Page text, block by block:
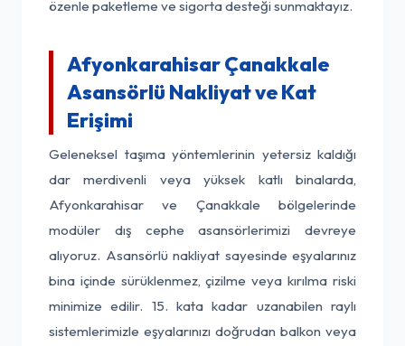
özenle paketleme ve sigorta desteği sunmaktayız.
Afyonkarahisar Çanakkale
Asansörlü Nakliyat ve Kat
Erişimi
Geleneksel taşıma yöntemlerinin yetersiz kaldığı
dar merdivenli veya yüksek katlı binalarda,
Afyonkarahisar ve Çanakkale bölgelerinde
modüler dış cephe asansörlerimizi devreye
alıyoruz. Asansörlü nakliyat sayesinde eşyalarınız
bina içinde sürüklenmez, çizilme veya kırılma riski
minimize edilir. 15. kata kadar uzanabilen raylı
sistemlerimizle eşyalarınızı doğrudan balkon veya